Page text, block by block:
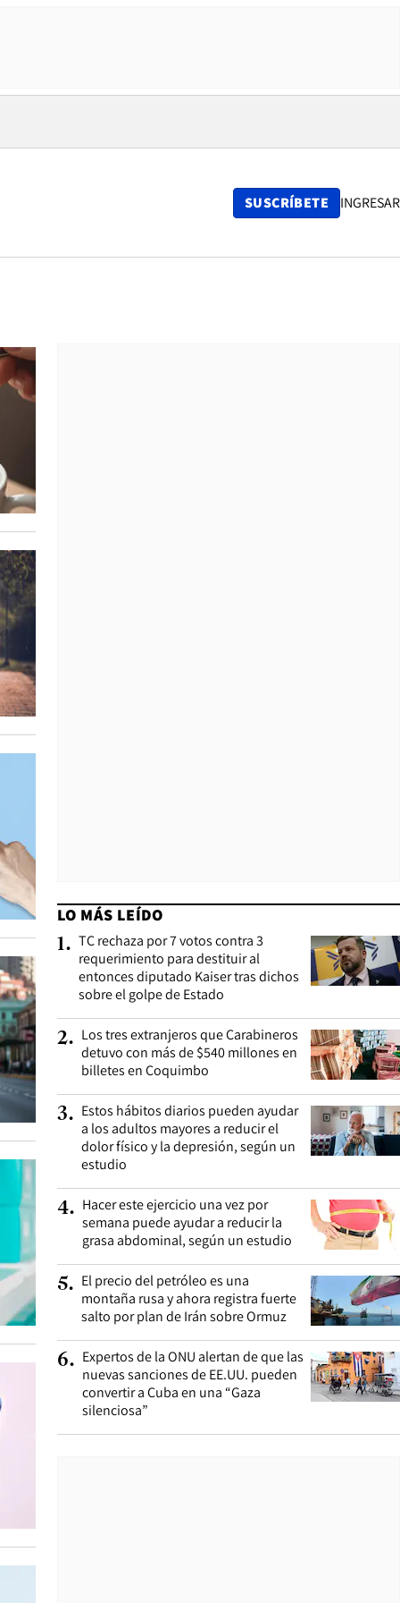
SUSCRÍBETE INGRESAR
LO MÁS LEÍDO
1. TC rechaza por 7 votos contra 3
requerimiento para destituir al
entonces diputado Kaiser tras dichos
sobre el golpe de Estado
2. Los tres extranjeros que Carabineros
detuvo con más de $540 millones en
billetes en Coquimbo
3. Estos hábitos diarios pueden ayudar
a los adultos mayores a reducir el
dolor físico y la depresión, según un
estudio
4. Hacer este ejercicio una vez por
semana puede ayudar a reducir la
grasa abdominal, según un estudio
5. El precio del petróleo es una
montaña rusa y ahora registra fuerte
salto por plan de Irán sobre Ormuz
6. Expertos de la ONU alertan de que las
nuevas sanciones de EE.UU. pueden
convertir a Cuba en una “Gaza
silenciosa”